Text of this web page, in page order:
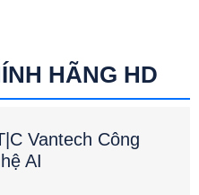
HÃNG HD
Vantech Công
AI